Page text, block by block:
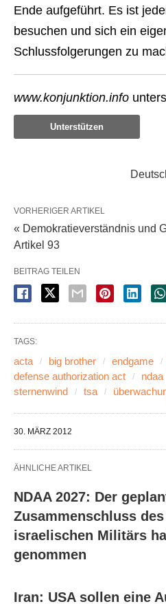
Ende aufgeführt. Es ist
besuchen und sich ein
Schlussfolgerungen zu
www.konjunktion.info
Unterstützen
VORHERIGER ARTIKEL
« Demokratieverständnis und
Artikel 93
BEITRAG TEILEN
TAGS:
acta big brother endgame
defense authorization act
ndaa
sternenwind
tsa
30. MÄRZ 2012
ÄHNLICHE ARTIKEL
NDAA 2027: Der
Zusammenschluss des
israelischen Militärs
genommen
Iran: USA sollen eine